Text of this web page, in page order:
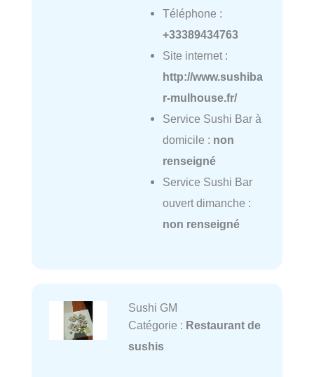
Téléphone :
+33389434763
Site internet :
http://www.sushiba
r-mulhouse.fr/
Service Sushi Bar à
domicile : non
renseigné
Service Sushi Bar
ouvert dimanche :
non renseigné
Sushi GM
Catégorie : Restaurant de
sushis